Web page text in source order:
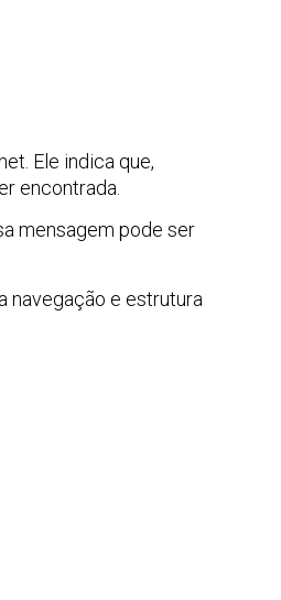
Ele indica que,
encontrada.
mensagem pode ser
navegação e estrutura